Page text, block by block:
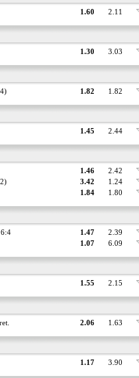
1.60 2.11
1.30 3.03
1.82 1.82
1.45 2.44
1.46 2.42
3.42 1.24
1.84 1.80
1.47 2.39
1.07 6.09
1.55 2.15
2.06 1.63
1.17 3.90